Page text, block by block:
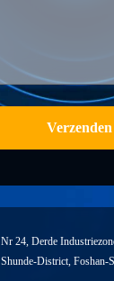
Verzenden
Nr 24, Derde
Shunde-District, Foshan-